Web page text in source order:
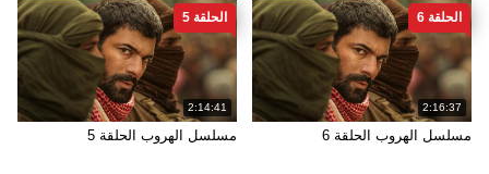
2:16:37
الحلقة 6
مسلسل الهروب الحلقة 6
2:14:41
الحلقة 5
مسلسل الهروب الحلقة 5